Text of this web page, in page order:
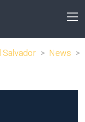
Salvador > News >